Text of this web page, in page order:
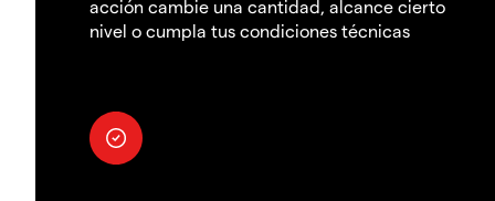
acción cambie una cantidad, alcance cierto
nivel o cumpla tus condiciones técnicas